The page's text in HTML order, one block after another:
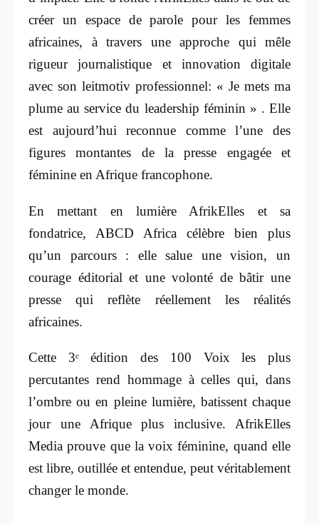
créer un espace de parole pour les femmes
africaines, à travers une approche qui mêle
rigueur journalistique et innovation digitale
avec son leitmotiv professionnel: « Je mets ma
plume au service du leadership féminin » . Elle
est aujourd’hui reconnue comme l’une des
figures montantes de la presse engagée et
féminine en Afrique francophone.
En mettant en lumière AfrikElles et sa
fondatrice, ABCD Africa célèbre bien plus
qu’un parcours : elle salue une vision, un
courage éditorial et une volonté de bâtir une
presse qui reflète réellement les réalités
africaines.
Cette 3ᵉ édition des 100 Voix les plus
percutantes rend hommage à celles qui, dans
l’ombre ou en pleine lumière, batissent chaque
jour une Afrique plus inclusive. AfrikElles
Media prouve que la voix féminine, quand elle
est libre, outillée et entendue, peut véritablement
changer le monde.